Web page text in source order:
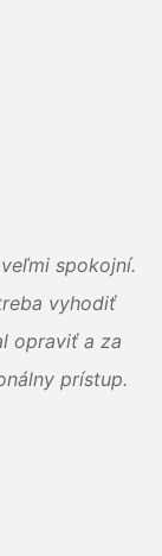
spokojní.
vyhodiť
opraviť a za
prístup.